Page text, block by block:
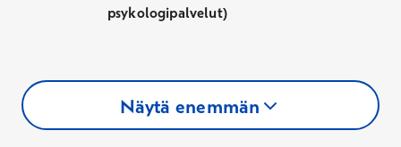
psykologipalvelut)
Näytä enemmän